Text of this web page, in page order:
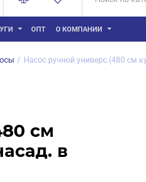
ОПТ О КОМПАНИИ
/ Насос ручной универс.(480 см
см
в